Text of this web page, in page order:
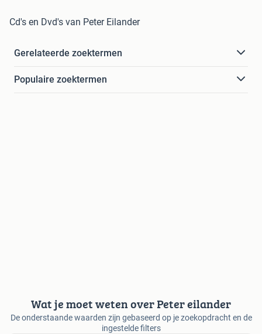
Cd's en Dvd's van Peter Eilander
Gerelateerde zoektermen
Populaire zoektermen
Wat je moet weten over Peter eilander
De onderstaande waarden zijn gebaseerd op je zoekopdracht en de
ingestelde filters